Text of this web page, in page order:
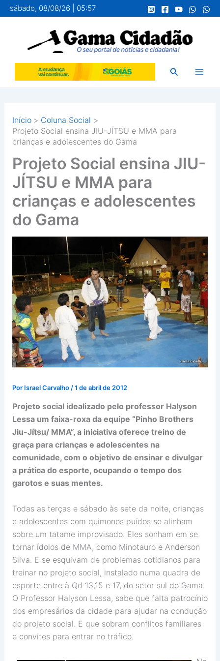
para
conteúdo
sábado, 08/08/26 | 05:57
Pesquisar
Início
Coluna Social
Projeto Social ensina JIU-JÍTSU e MMA para
crianças e adolescentes do Gama
Projeto Social ensina JIU-
JÍTSU e MMA para
crianças e adolescentes
do Gama
Por Israel Carvalho /1 de abril de 2012
Projeto social idealizado pelo professor Halyson
Lessa um faixa-roxa da equipe “Pinho Brothers
Jiu-Jítsu/ MMA”, a iniciativa oferece treino de
graça para crianças e adolescentes na
comunidade, com o objetivo de ensinar e divulgar
a prática do esporte, ocupando o tempo dos
garotos e suas mentes.
Todas as terças e sábado às sete da noite, crianças
e adolescentes com quimonos puídos se alinham
sobre um tatame improvisado. Eles sonham em se
tornar ídolos de MMA, como Minotauro e Anderson
Silva. E se esquivam de problemas cotidianos para
treinar no projeto social, instalado numa quadra de
esporte entre à Qd 13,15 e 17, do setor sul do Gama.
O Professor Halyson Lessa, sabe que falta patrocínio
dos empresários da cidade para ajudar na condução
do projeto social. E que sobram conflitos familiares
e convites para entrar no tráfico.